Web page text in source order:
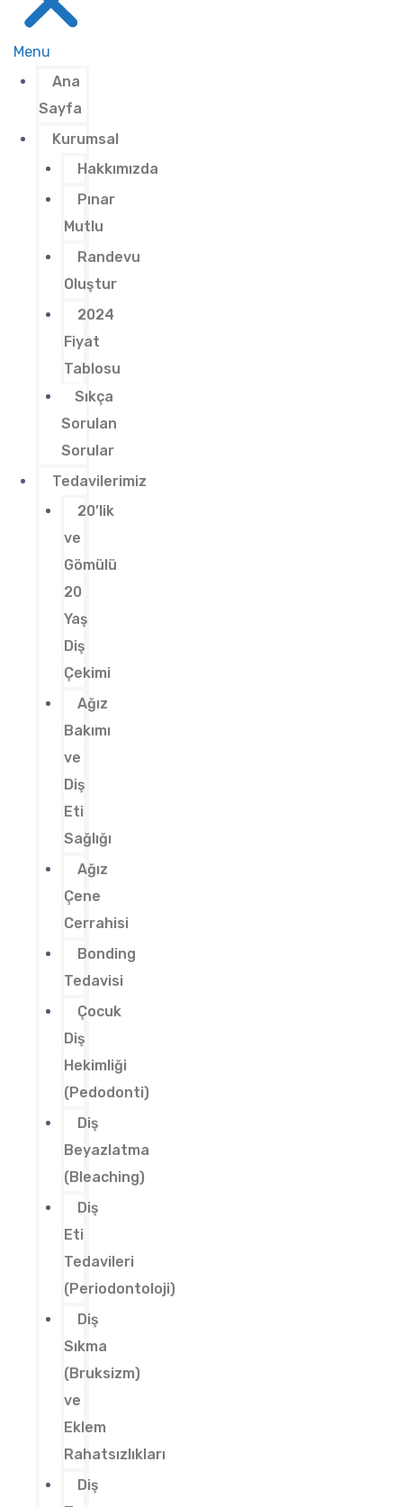
Menu
Ana
Sayfa
Kurumsal
Hakkımızda
Pınar
Mutlu
Randevu
Oluştur
2024
Fiyat
Tablosu
Sıkça
Sorulan
Sorular
Tedavilerimiz
20’lik
ve
Gömülü
20
Yaş
Diş
Çekimi
Ağız
Bakımı
ve
Diş
Eti
Sağlığı
Ağız
Çene
Cerrahisi
Bonding
Tedavisi
Çocuk
Diş
Hekimliği
(Pedodonti)
Diş
Beyazlatma
(Bleaching)
Diş
Eti
Tedavileri
(Periodontoloji)
Diş
Sıkma
(Bruksizm)
ve
Eklem
Rahatsızlıkları
Diş